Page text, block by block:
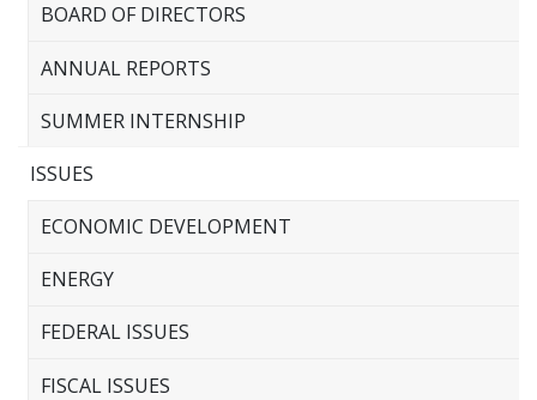
BOARD OF DIRECTORS
ANNUAL REPORTS
SUMMER INTERNSHIP
ISSUES
ECONOMIC DEVELOPMENT
ENERGY
FEDERAL ISSUES
FISCAL ISSUES